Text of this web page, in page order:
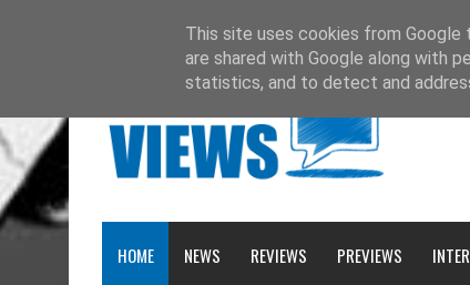
Recensione: Matana 3
Recensione: Tex 728
Recensione: Julia 273
Recensione: Superman: Stagioni
Recensione: PaperDante
HOME NEWS REVIEWS PREVIEWS
This site uses cookies from Google
are shared with Google along with
statistics, and to detect and